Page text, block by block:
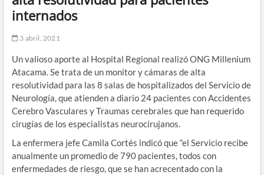
internados
3 abril, 2021
Un valioso aporte al Hospital Regional realizó ONG Millenium
Atacama. Se trata de un monitor y cámaras de alta
resolutividad para las 8 salas de hospitalizados del Servicio de
Neurología, que atienden a diario 24 pacientes con Accidentes
Cerebro Vasculares y Traumas cerebrales que han requerido
cirugías de los especialistas neurocirujanos.
La enfermera jefe Camila Cortés indicó que “el Servicio recibe
anualmente un promedio de 790 pacientes, todos con
enfermedades de riesgo, que se han acrecentado con la